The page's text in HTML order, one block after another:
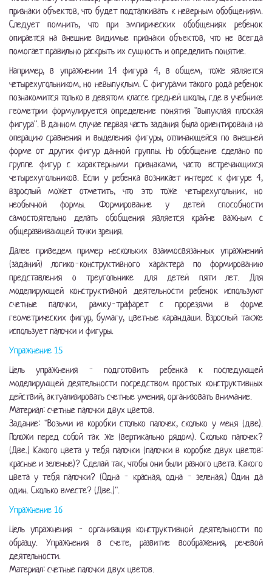
признаки объектов, что будет подталкивать к неверным обобщениям.
Следует помнить, что при эмпирических обобщениях ребенок
опирается на внешние видимые признаки объектов, что не всегда
помогает правильно раскрыть их сущность и определить понятие.
Например, в упражнении 14 фигура 4, в общем, тоже является
четырехугольником, но невыпуклым. С фигурами такого рода ребенок
познакомится только в девятом классе средней школы, где в учебнике
геометрии формулируется определение понятия "выпуклая плоская
фигура". В данном случае первая часть задания была ориентирована на
операцию сравнения и выделения фигуры, отличающейся по внешней
форме от других фигур данной группы. Но обобщение сделано по
группе фигур с характерными признаками, часто встречающихся
четырехугольников. Если у ребенка возникает интерес к фигуре 4,
взрослый может отметить, что это тоже четырехугольник, но
необычной формы. Формирование у детей способности
самостоятельно делать обобщения является крайне важным с
общеразвивающей точки зрения.
Далее приведем пример нескольких взаимосвязанных упражнений
(заданий) логико-конструктивного характера по формированию
представления о треугольнике для детей пяти лет. Для
моделирующей конструктивной деятельности ребенок используют
счетные палочки, рамку-трафарет с прорезями в форме
геометрических фигур, бумагу, цветные карандаши. Взрослый также
использует палочки и фигуры.
Упражнение 15
Цель упражнения - подготовить ребенка к последующей
моделирующей деятельности посредством простых конструктивных
действий, актуализировать счетные умения, организовать внимание.
Материал: счетные палочки двух цветов.
Задание: "Возьми из коробки столько палочек, сколько у меня (две).
Положи перед собой так же (вертикально рядом). Сколько палочек?
(Две.) Какого цвета у тебя палочки (палочки в коробке двух цветов:
красные и зеленые)? Сделай так, чтобы они были разного цвета. Какого
цвета у тебя палочки? (Одна - красная, одна - зеленая.) Один да
один. Сколько вместе? (Две.)".
Упражнение 16
Цель упражнения - организация конструктивной деятельности по
образцу. Упражнения в счете, развитие воображения, речевой
деятельности.
Материал: счетные палочки двух цветов.